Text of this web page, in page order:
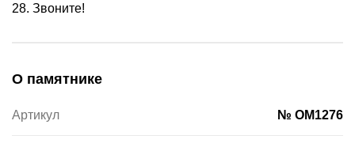
28. Звоните!
О памятнике
Артикул № OM1276